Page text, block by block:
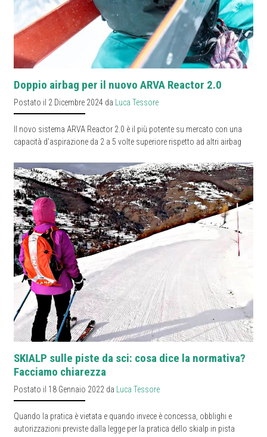
Doppio airbag per il nuovo ARVA Reactor 2.0
Postato il 2 Dicembre 2024 da Luca Tessore
Il novo sistema ARVA Reactor 2.0 è il più potente su mercato con una
capacità d'aspirazione da 2 a 5 volte superiore rispetto ad altri airbag
SKIALP sulle piste da sci: cosa dice la normativa?
Facciamo chiarezza
Postato il 18 Gennaio 2022 da Luca Tessore
Quando la pratica è vietata e quando invece è concessa, obblighi e
autorizzazioni previste dalla legge per la pratica dello skialp in pista